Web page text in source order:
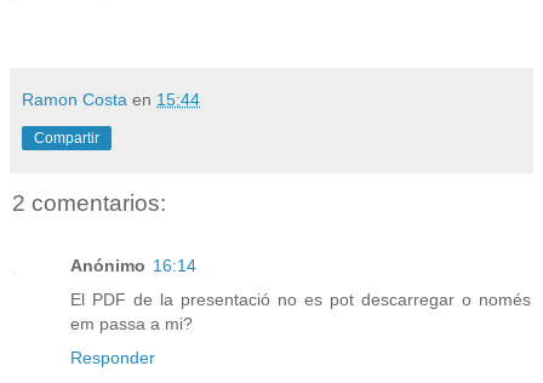
Ramon Costa en 15:44
Compartir
2 comentarios:
Anónimo 16:14
El PDF de la presentació no es pot descarregar o només
em passa a mi?
Responder